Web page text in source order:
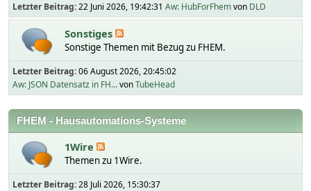
Letzter Beitrag:22 Juni 2026, 19:42:31 Aw: HubForFhemvon DLD
Sonstiges
Sonstige Themen mit Bezug zu FHEM.
Letzter Beitrag:06 August 2026, 20:45:02
Aw: JSON Datensatz in FH...vonTubeHead
FHEM - Hausautomations-Systeme
1Wire
Themen zu 1Wire.
Letzter Beitrag:28 Juli 2026, 15:30:37